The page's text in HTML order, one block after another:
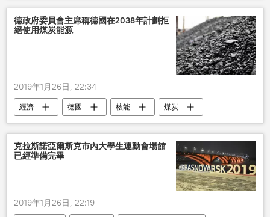
德政府委員會主席稱德國在2038年計劃拒
絕使用煤炭能源
2019年1月26日, 22:34
經濟 德國 核能 煤炭
克拉斯諾亞爾斯克市內大學生運動會場館
已經準備完畢
2019年1月26日, 22:19